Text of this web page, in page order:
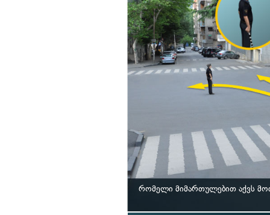
რომელი მიმართულებით აქვს